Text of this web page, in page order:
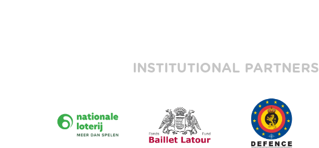
INSTITUTIONAL PARTNERS